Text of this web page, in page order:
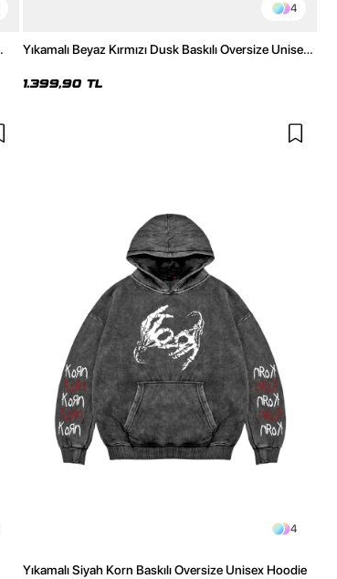
4
Yıkamalı Beyaz Kırmızı Dusk Baskılı Oversize Unisex
1.399,90 TL
4
Yıkamalı Siyah Korn Baskılı Oversize Unisex Hoodie